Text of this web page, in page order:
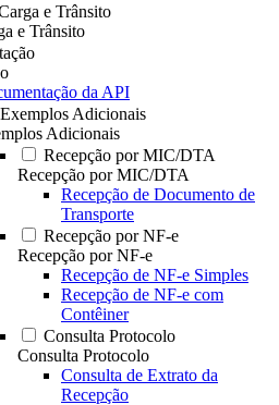
e Trânsito
e Trânsito
da API
Exemplos Adicionais
Adicionais
Recepção por MIC/DTA
Recepção por MIC/DTA
Recepção de Documento de
Transporte
Recepção por NF-e
Recepção por NF-e
Recepção de NF-e Simples
Recepção de NF-e com
Contêiner
Consulta Protocolo
Consulta Protocolo
Consulta de Extrato da
Recepção